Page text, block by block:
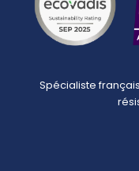
Spécialiste